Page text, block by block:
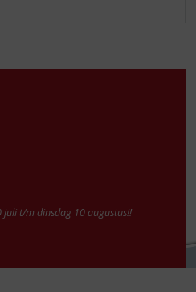
t/m dinsdag 10 augustus!!